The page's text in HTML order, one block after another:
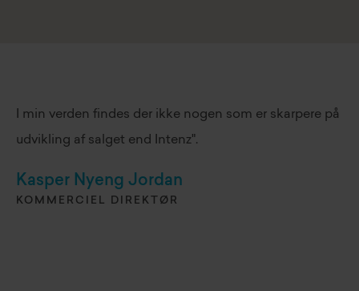
I min verden findes der ikke nogen som er skarpere på
udvikling af salget end Intenz".
Kasper Nyeng Jordan
KOMMERCIEL DIREKTØR